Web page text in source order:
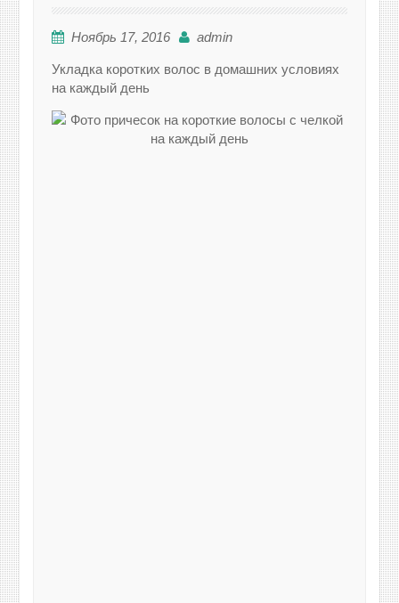
Ноябрь 17, 2016 admin
Укладка коротких волос в домашних условиях
на каждый день